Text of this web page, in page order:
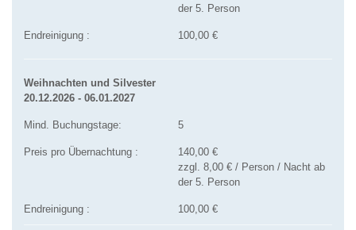
der 5. Person
Endreinigung : 100,00 €
Weihnachten und Silvester
20.12.2026 - 06.01.2027
Mind. Buchungstage: 5
Preis pro Übernachtung :
140,00 €
zzgl. 8,00 € / Person / Nacht ab
der 5. Person
Endreinigung : 100,00 €